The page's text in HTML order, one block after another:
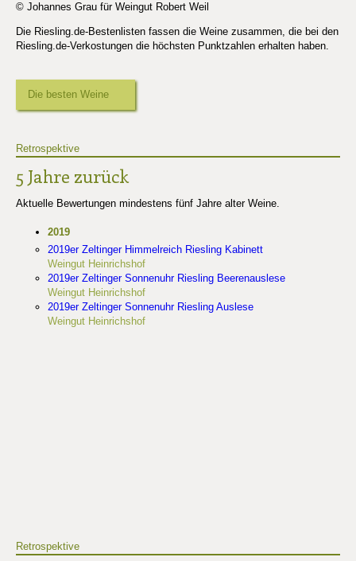
© Johannes Grau für Weingut Robert Weil
Die Riesling.de-Bestenlisten fassen die Weine zusammen, die bei den
Riesling.de-Verkostungen die höchsten Punktzahlen erhalten haben.
Die besten Weine
Retrospektive
5 Jahre zurück
Aktuelle Bewertungen mindestens fünf Jahre alter Weine.
2019
2019er Zeltinger Himmelreich Riesling Kabinett
Weingut Heinrichshof
2019er Zeltinger Sonnenuhr Riesling Beerenauslese
Weingut Heinrichshof
2019er Zeltinger Sonnenuhr Riesling Auslese
Weingut Heinrichshof
Retrospektive